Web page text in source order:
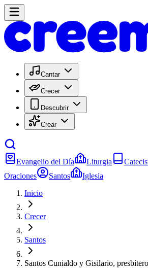
Cantar
Crecer
Descubrir
Crear
Evangelio del Día Liturgia
Oraciones
Santos
Iglesia
Inicio
Crecer
Santos
Santos Cunialdo y Gisilario,